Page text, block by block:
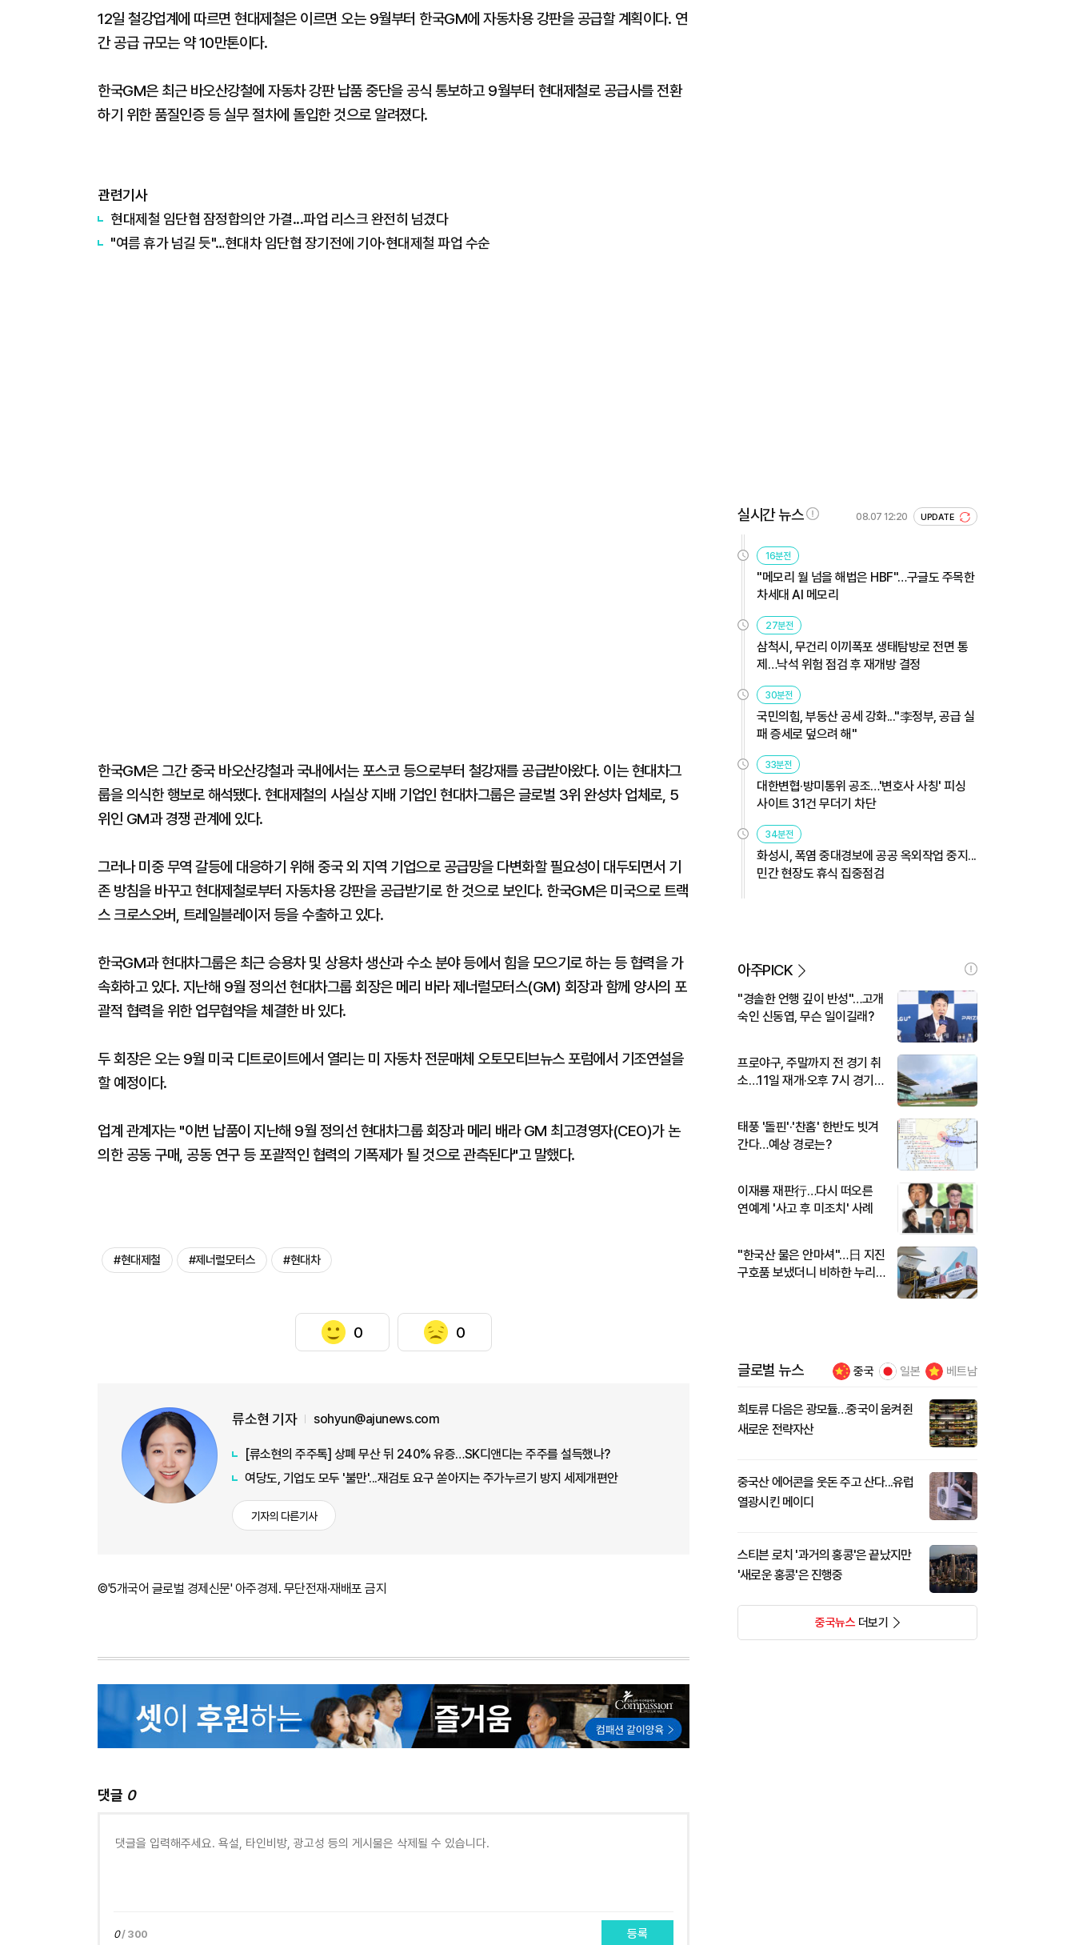
12일 철강업계에 따르면 현대제철은 이르면 오는 9월부터 한국GM에 자동차용 강판을 공급할 계획이다. 연
간 공급 규모는 약 10만톤이다.
한국GM은 최근 바오산강철에 자동차 강판 납품 중단을 공식 통보하고 9월부터 현대제철로 공급사를 전환
하기 위한 품질인증 등 실무 절차에 돌입한 것으로 알려졌다.
관련기사
현대제철 임단협 잠정합의안 가결...파업 리스크 완전히 넘겼다
"여름 휴가 넘길 듯"…현대차 임단협 장기전에 기아·현대제철 파업 수순
한국GM은 그간 중국 바오산강철과 국내에서는 포스코 등으로부터 철강재를 공급받아왔다. 이는 현대차그
룹을 의식한 행보로 해석됐다. 현대제철의 사실상 지배 기업인 현대차그룹은 글로벌 3위 완성차 업체로, 5
위인 GM과 경쟁 관계에 있다.
그러나 미중 무역 갈등에 대응하기 위해 중국 외 지역 기업으로 공급망을 다변화할 필요성이 대두되면서 기
존 방침을 바꾸고 현대제철로부터 자동차용 강판을 공급받기로 한 것으로 보인다. 한국GM은 미국으로 트랙
스 크로스오버, 트레일블레이저 등을 수출하고 있다.
한국GM과 현대차그룹은 최근 승용차 및 상용차 생산과 수소 분야 등에서 힘을 모으기로 하는 등 협력을 가
속화하고 있다. 지난해 9월 정의선 현대차그룹 회장은 메리 바라 제너럴모터스(GM) 회장과 함께 양사의 포
괄적 협력을 위한 업무협약을 체결한 바 있다.
두 회장은 오는 9월 미국 디트로이트에서 열리는 미 자동차 전문매체 오토모티브뉴스 포럼에서 기조연설을
할 예정이다.
업계 관계자는 "이번 납품이 지난해 9월 정의선 현대차그룹 회장과 메리 배라 GM 최고경영자(CEO)가 논
의한 공동 구매, 공동 연구 등 포괄적인 협력의 기폭제가 될 것으로 관측된다"고 말했다.
#현대제철 #제너럴모터스 #현대차
0 0
류소현 기자 sohyun@ajunews.com
[류소현의 주주톡] 상폐 무산 뒤 240% 유증…SK디앤디는 주주를 설득했나?
여당도, 기업도 모두 '불만'...재검토 요구 쏟아지는 주가누르기 방지 세제개편안
기자의 다른기사
©'5개국어 글로벌 경제신문' 아주경제. 무단전재·재배포 금지
댓글 0
0/ 300 등록
실시간 뉴스 08.07 12:20 UPDATE
16분전
"메모리 월 넘을 해법은 HBF"…구글도 주목한
차세대 AI 메모리
27분전
삼척시, 무건리 이끼폭포 생태탐방로 전면 통
제…낙석 위험 점검 후 재개방 결정
30분전
국민의힘, 부동산 공세 강화..."李정부, 공급 실
패 증세로 덮으려 해"
33분전
대한변협·방미통위 공조…'변호사 사칭' 피싱
사이트 31건 무더기 차단
34분전
화성시, 폭염 중대경보에 공공 옥외작업 중지...
민간 현장도 휴식 집중점검
아주PICK
"경솔한 언행 깊이 반성"…고개
숙인 신동엽, 무슨 일이길래?
프로야구, 주말까지 전 경기 취
소…11일 재개·오후 7시 경기
태풍 '돌핀'·'찬홈' 한반도 빗겨
간다…예상 경로는?
이재룡 재판行…다시 떠오른
연예계 '사고 후 미조치' 사례
"한국산 물은 안마셔"…日 지진
구호품 보냈더니 비하한 누리
글로벌 뉴스 중국 일본 베트남
희토류 다음은 광모듈…중국이 움켜쥔
새로운 전략자산
중국산 에어콘을 웃돈 주고 산다...유럽
열광시킨 메이디
스티븐 로치 '과거의 홍콩'은 끝났지만
'새로운 홍콩'은 진행중
중국뉴스더보기